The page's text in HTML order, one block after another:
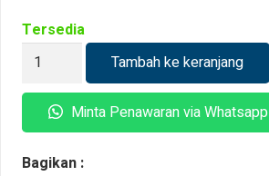
Tersedia
Kuantitas
Trolley
Felix
1
Tambah ke keranjang
Minta Penawaran via Whatsapp
Bagikan :